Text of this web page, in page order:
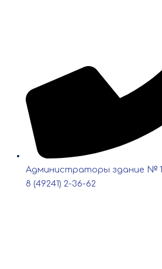
Администраторы здание № 1
8 (49241) 2-36-62